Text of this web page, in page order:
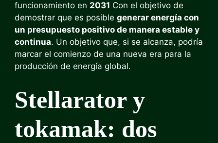
funcionamiento en 2031 Con el objetivo de
demostrar que es posible generar energía con
un presupuesto positivo de manera estable y
continua. Un objetivo que, si se alcanza, podría
marcar el comienzo de una nueva era para la
producción de energía global.
Stellarator y
tokamak: dos